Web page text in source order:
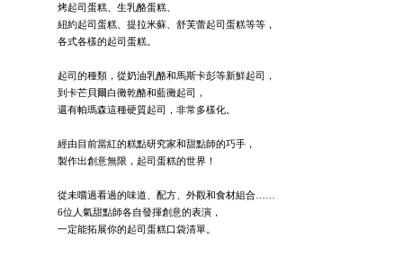
烤起司蛋糕、生乳酪蛋糕、
紐約起司蛋糕、提拉米蘇、舒芙蕾起司蛋糕等等，
各式各樣的起司蛋糕。
起司的種類，從奶油乳酪和馬斯卡彭等新鮮起司，
到卡芒貝爾白黴乾酪和藍黴起司，
還有帕瑪森這種硬質起司，非常多樣化。
經由目前當紅的糕點研究家和甜點師的巧手，
製作出創意無限，起司蛋糕的世界！
從未嚐過看過的味道、配方、外觀和食材組合……
6位人氣甜點師各自發揮創意的表演，
一定能拓展你的起司蛋糕口袋清單。